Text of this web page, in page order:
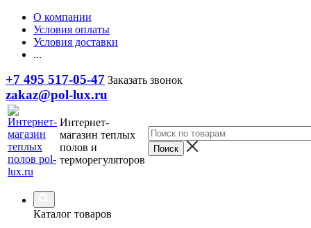
О компании
Условия оплаты
Условия доставки
...
+7 495 517-05-47 Заказать звонок
zakaz@pol-lux.ru
Интернет-
магазин теплых
полов и
терморегуляторов
Каталог товаров